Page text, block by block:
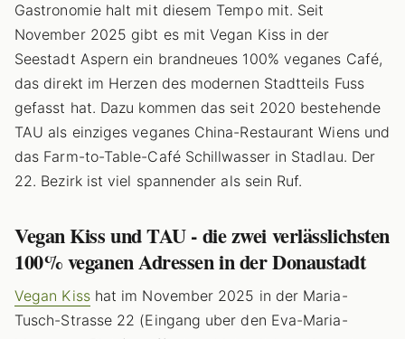
Gastronomie halt mit diesem Tempo mit. Seit
November 2025 gibt es mit Vegan Kiss in der
Seestadt Aspern ein brandneues 100% veganes Café,
das direkt im Herzen des modernen Stadtteils Fuss
gefasst hat. Dazu kommen das seit 2020 bestehende
TAU als einziges veganes China-Restaurant Wiens und
das Farm-to-Table-Café Schillwasser in Stadlau. Der
22. Bezirk ist viel spannender als sein Ruf.
Vegan Kiss und TAU - die zwei verlässlichsten
100% veganen Adressen in der Donaustadt
Vegan Kisshat im November 2025 in der Maria-
Tusch-Strasse 22 (Eingang uber den Eva-Maria-